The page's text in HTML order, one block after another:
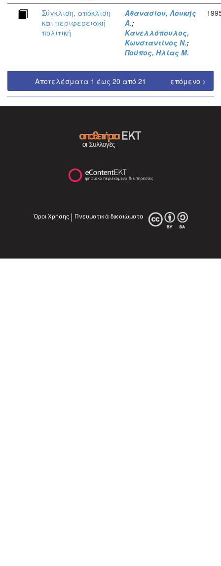
Σύγκλιση, απόκλιση
και περιφερειακή
πολιτική
Αθανασίου, Λουκής
Α.;
Κανελλόπουλος,
Κωνσταντίνος Ν.;
Πούπος, Ηλίας Μ.
Αποτελέσματα 1 έως 20 από 21 επόμενο >